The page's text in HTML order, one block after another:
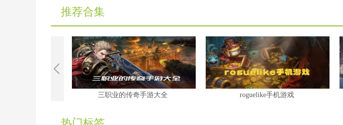
推荐合集
三职业的传奇手游大全 roguelike手机游戏